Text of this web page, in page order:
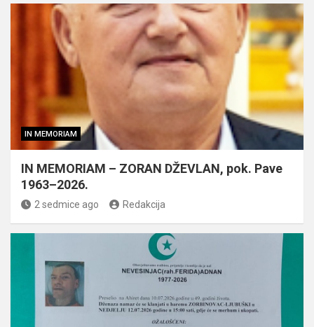
IN MEMORIAM
IN MEMORIAM – ZORAN DŽEVLAN, pok. Pave
1963–2026.
2 sedmice ago Redakcija